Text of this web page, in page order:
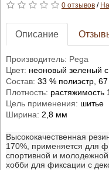
0 отзывов/
Описание
Производитель: Pega
Цвет: неоновый зеленый
Состав: 33 % полиэстр, 67
Плотность: растяжимость
Цель применения: шитье
Ширина: 2,8 мм
Высококачественная
170%, применяется для
спортивной и
хобби для фиксации с